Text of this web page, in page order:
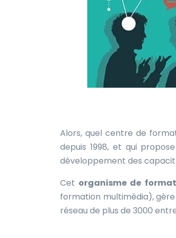
Alors, quel centre de
depuis 1998, et qui
développement des
Cet organisme de
formation multimédia),
réseau de plus de 3000